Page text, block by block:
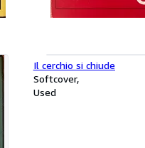
Il cerchio si chiude
Softcover
Used